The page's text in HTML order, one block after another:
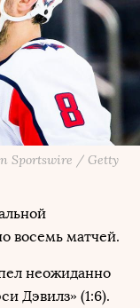
Sportswire / Getty
восемь матчей.
неожиданно
Дэвилз» (1:6).